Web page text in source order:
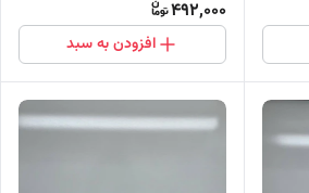
492,000
افزودن به سبد